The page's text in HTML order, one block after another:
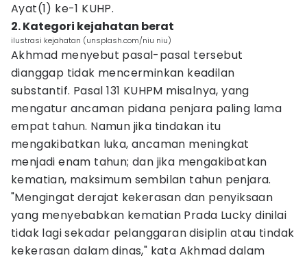
Ayat(1) ke-1 KUHP.
2. Kategori kejahatan berat
ilustrasi kejahatan (unsplash.com/niu niu)
Akhmad menyebut pasal-pasal tersebut
dianggap tidak mencerminkan keadilan
substantif. Pasal 131 KUHPM misalnya, yang
mengatur ancaman pidana penjara paling lama
empat tahun. Namun jika tindakan itu
mengakibatkan luka, ancaman meningkat
menjadi enam tahun; dan jika mengakibatkan
kematian, maksimum sembilan tahun penjara.
"Mengingat derajat kekerasan dan penyiksaan
yang menyebabkan kematian Prada Lucky dinilai
tidak lagi sekadar pelanggaran disiplin atau tindak
kekerasan dalam dinas," kata Akhmad dalam